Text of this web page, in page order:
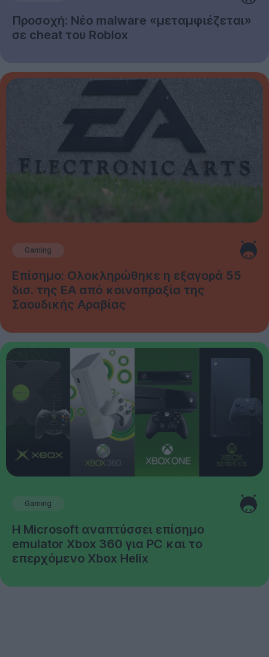
Προσοχή: Νέο malware «μεταμφιέζεται»
σε cheat του Roblox
Gaming
Επίσημο: Ολοκληρώθηκε η εξαγορά 55
δισ. της EA από κοινοπραξία της
Σαουδικής Αραβίας
Gaming
Η Microsoft αναπτύσσει επίσημο
emulator Xbox 360 για PC και το
επερχόμενο Xbox Helix